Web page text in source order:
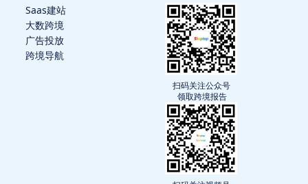
Saas建站
大数跨境
广告投放
跨境导航
扫码关注公众号
领取跨境报告